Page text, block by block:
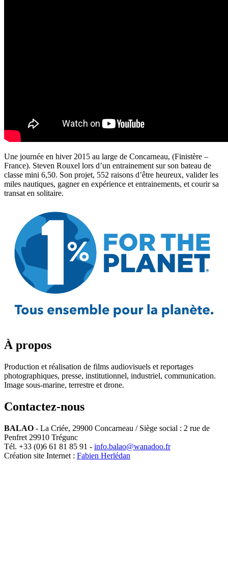
Une journée en hiver 2015 au large de Concarneau, (Finistère –
France). Steven Rouxel lors d’un entrainement sur son bateau de
classe mini 6,50. Son projet, 552 raisons d’être heureux, valider les
miles nautiques, gagner en expérience et entrainements, et courir sa
transat en solitaire.
À propos
Production et réalisation de films audiovisuels et reportages
photographiques, presse, institutionnel, industriel, communication.
Image sous-marine, terrestre et drone.
Contactez-nous
BALAO - La Criée, 29900 Concarneau / Siège social : 2 rue de
Penfret 29910 Trégunc
Tél. +33 (0)6 61 81 85 91 - info.balao@wanadoo.fr
Création site Internet : Fabien Herlédan